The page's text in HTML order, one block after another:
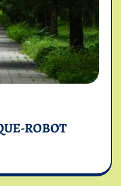
ROBOT